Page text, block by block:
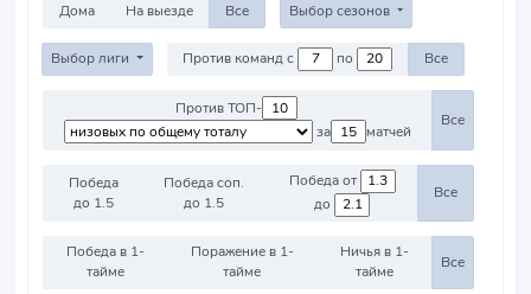
Дома На выезде Все Выбор сезонов
Выбор лиги Против команд с по Все
Против ТОП-
за
матчей
Все
Победа
до 1.5
Победа соп.
до 1.5
Победа от
до
Все
Победа в 1-
тайме
Поражение в 1-
тайме
Ничья в 1-
тайме
Все